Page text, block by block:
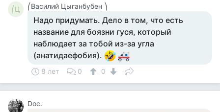
⎛Ц ⎛Василий Цыганбубен ⎞
Надо придумать. Дело в том, что есть
название для боязни гуся, который
наблюдает за тобой из-за угла
(анатидаефобия).
8 лет 0 0
Doc.